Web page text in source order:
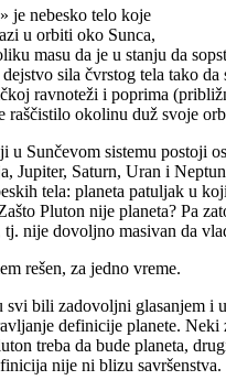
je nebesko telo koje
u orbiti oko Sunca,
masu da je u stanju da
sila čvrstog tela tako da
ravnoteži i poprima
raščistilo okolinu duž svoje
u Sunčevom sistemu postoji
Jupiter, Saturn, Uran i
tela: planeta patuljak u
Pluton nije planeta? Pa
tj. nije dovoljno masivan da
rešen, za jedno vreme.
svi bili zadovoljni glasanjem i
definicije planete. Neki
treba da bude planeta,
nije ni blizu savršenstva.